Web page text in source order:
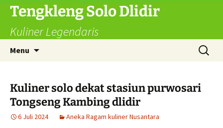
Langsung
Tengkleng Solo Dlidir
Kuliner Legendaris
Menu
Cari
untuk:
Kuliner solo dekat stasiun purwosari
Tongseng Kambing dlidir
6 Juli 2024 Aneka Ragam kuliner Nusantara